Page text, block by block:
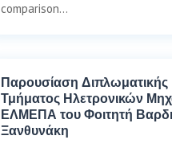
comparison…
Παρουσίαση Διπλωματικής
Τμήματος Ηλετρονικών
ΕΛΜΕΠΑ του Φοιτητή
Ξανθυνάκη